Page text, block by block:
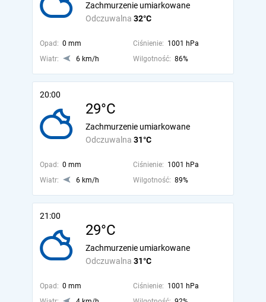
Odczuwalna 32°C
Zachmurzenie umiarkowane
Opad: 0 mm Ciśnienie: 1001 hPa
Wiatr:
6 km/h Wilgotność: 86%
20:00
29°C
Odczuwalna 31°C
Zachmurzenie umiarkowane
Opad: 0 mm Ciśnienie: 1001 hPa
Wiatr:
6 km/h Wilgotność: 89%
21:00
29°C
Odczuwalna 31°C
Zachmurzenie umiarkowane
Opad: 0 mm Ciśnienie: 1001 hPa